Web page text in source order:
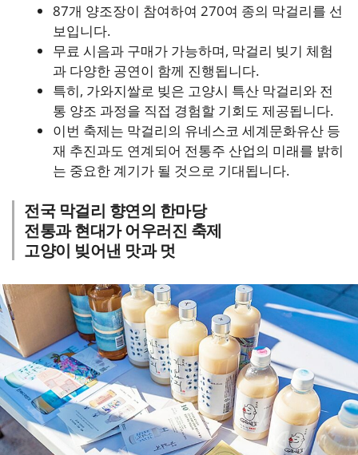
87개 양조장이 참여하여 270여 종의 막걸리를 선
보입니다.
무료 시음과 구매가 가능하며, 막걸리 빚기 체험
과 다양한 공연이 함께 진행됩니다.
특히, 가와지쌀로 빚은 고양시 특산 막걸리와 전
통 양조 과정을 직접 경험할 기회도 제공됩니다.
이번 축제는 막걸리의 유네스코 세계문화유산 등
재 추진과도 연계되어 전통주 산업의 미래를 밝히
는 중요한 계기가 될 것으로 기대됩니다.
전국 막걸리 향연의 한마당
전통과 현대가 어우러진 축제
고양이 빚어낸 맛과 멋